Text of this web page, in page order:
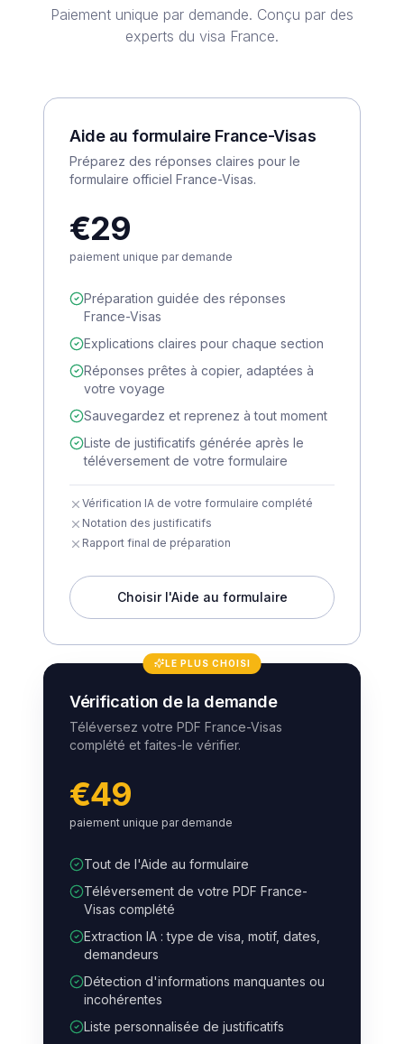
Paiement unique par demande. Conçu par des
experts du visa France.
Aide au formulaire France-Visas
Préparez des réponses claires pour le
formulaire officiel France-Visas.
€29
paiement unique par demande
Préparation guidée des réponses
France-Visas
Explications claires pour chaque section
Réponses prêtes à copier, adaptées à
votre voyage
Sauvegardez et reprenez à tout moment
Liste de justificatifs générée après le
téléversement de votre formulaire
Vérification IA de votre formulaire complété
Notation des justificatifs
Rapport final de préparation
Choisir l'Aide au formulaire
LE PLUS CHOISI
Vérification de la demande
Téléversez votre PDF France-Visas
complété et faites-le vérifier.
€49
paiement unique par demande
Tout de l'Aide au formulaire
Téléversement de votre PDF France-
Visas complété
Extraction IA : type de visa, motif, dates,
demandeurs
Détection d'informations manquantes ou
incohérentes
Liste personnalisée de justificatifs